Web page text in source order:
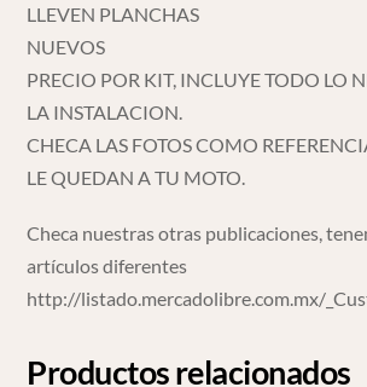
LLEVEN PLANCHAS
NUEVOS
PRECIO POR KIT, INCLUYE TODO LO
LA INSTALACION.
CHECA LAS FOTOS COMO
LE QUEDAN A TU MOTO.
Checa nuestras otras publicaciones,
artículos diferentes
http://listado.mercadolibre.com.mx/
Productos relacionados